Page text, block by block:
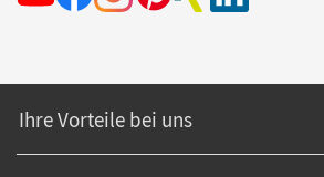
Ihre Vorteile bei uns